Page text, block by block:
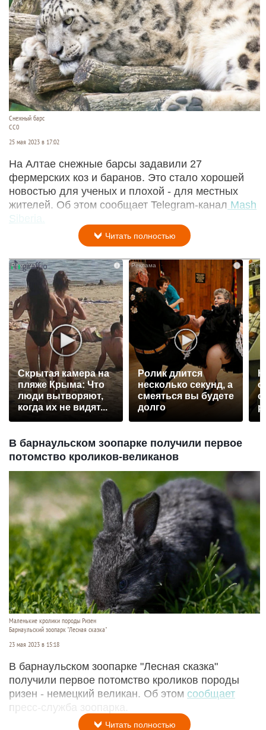
Снежный барс
СС0
25 мая 2023 в 17:02
На Алтае снежные барсы задавили 27
фермерских коз и баранов. Это стало хорошей
новостью для ученых и плохой - для местных
жителей. Об этом сообщает Telegram-канал Mash
Siberia.
Читать полностью
i
Скрытая камера на
пляже Крыма: Что
люди вытворяют,
когда их не видят...
Ролик длится
несколько секунд, а
смеяться вы будете
долго
В барнаульском зоопарке получили первое
потомство кроликов-великанов
Маленькие кролики породы Ризен
Барнаульский зоопарк "Лесная сказка"
23 мая 2023 в 15:18
В барнаульском зоопарке "Лесная сказка"
получили первое потомство кроликов породы
ризен - немецкий великан. Об этом сообщает
пресс-служба зоопарка.
Читать полностью